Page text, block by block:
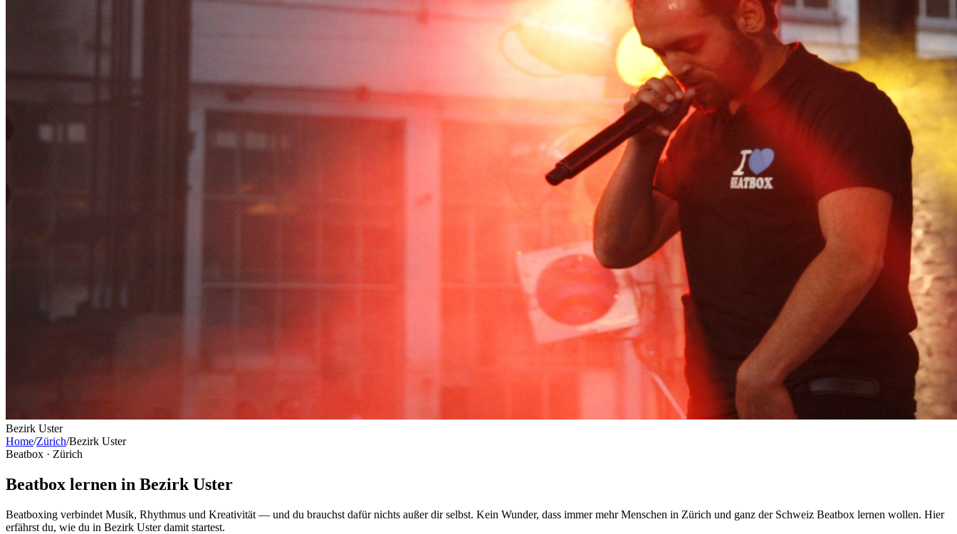
Bezirk Uster
Home/Zürich/Bezirk Uster
Beatbox · Zürich
Beatbox lernen in Bezirk Uster
Beatboxing verbindet Musik, Rhythmus und Kreativität — und du brauchst dafür nichts außer dir selbst. Kein Wunder, dass immer mehr Menschen in Zürich und ganz der Schweiz Beatbox lernen wollen. Hier
erfährst du, wie du in Bezirk Uster damit startest.